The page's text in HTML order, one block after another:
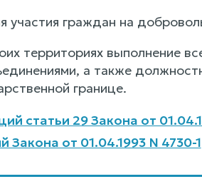
участия граждан на
территориях выполнение
а также
границе.
статьи 29 Закона от
от 01.04.1993 N 4730-1